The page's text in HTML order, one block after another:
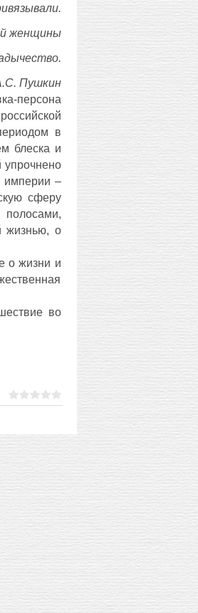
женщины
Пушкин
персона
в
блеска и
империи –
сферу
жизнью, о
о жизни и
во